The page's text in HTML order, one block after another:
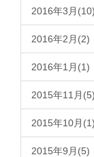
2016年3月(10)
2016年2月(2)
2016年1月(1)
2015年11月(5)
2015年10月(1)
2015年9月(5)